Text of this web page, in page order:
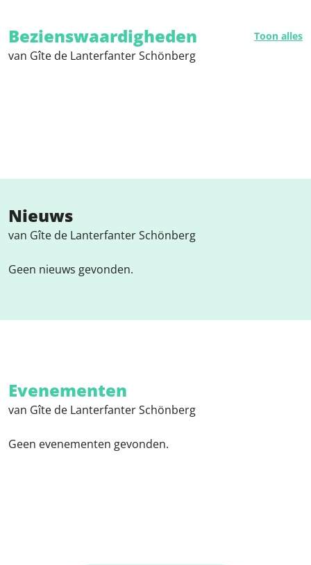
Bezienswaardigheden Toon alles
van Gîte de Lanterfanter Schönberg
Nieuws
van Gîte de Lanterfanter Schönberg
Geen nieuws gevonden.
Evenementen
van Gîte de Lanterfanter Schönberg
Geen evenementen gevonden.